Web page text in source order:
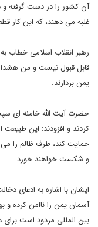
آن کشور را در دست گرفته و
غلبه می دهند، که این کار
رهبر انقلاب اسلامی خطاب
قابل قبول نیست و من
یمن بردارند.
حضرت آیت الله خامنه ای
کردند و افزودند: این
حمایت کند، طرف ظالم را می
و شکست خواهند خورد.
ایشان با اشاره به ادعای
آسمان یمن را ناامن کرده و
بین المللی مردود است برای